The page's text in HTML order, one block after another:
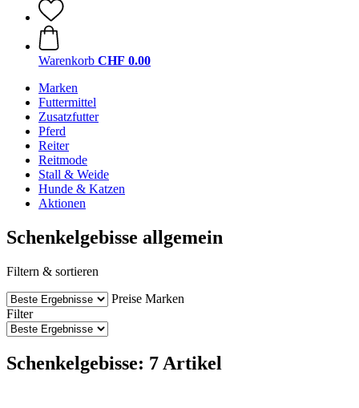
Warenkorb CHF 0.00
Marken
Futtermittel
Zusatzfutter
Pferd
Reiter
Reitmode
Stall & Weide
Hunde & Katzen
Aktionen
Schenkelgebisse allgemein
Filtern & sortieren
Preise Marken
Filter
Schenkelgebisse: 7 Artikel